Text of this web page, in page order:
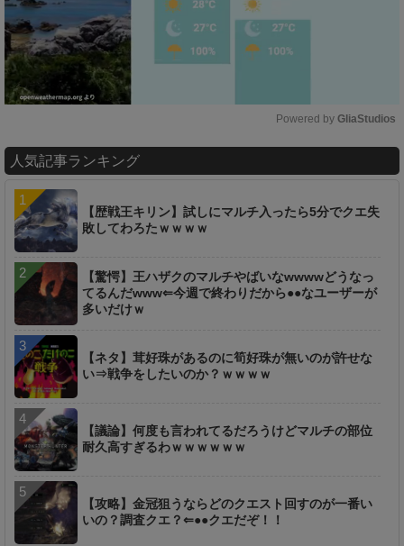
u
e
Powered by GliaStudios
人気記事ランキング
【歴戦王キリン】試しにマルチ入ったら5分でクエ失
敗してわろたｗｗｗｗ
【驚愕】王ハザクのマルチやばいなwwwwどうなっ
てるんだwww⇐今週で終わりだから●●なユーザーが
多いだけｗ
【ネタ】茸好珠があるのに筍好珠が無いのが許せな
い⇒戦争をしたいのか？ｗｗｗｗ
【議論】何度も言われてるだろうけどマルチの部位
耐久高すぎるわｗｗｗｗｗｗ
【攻略】金冠狙うならどのクエスト回すのが一番い
いの？調査クエ？⇐●●クエだぞ！！